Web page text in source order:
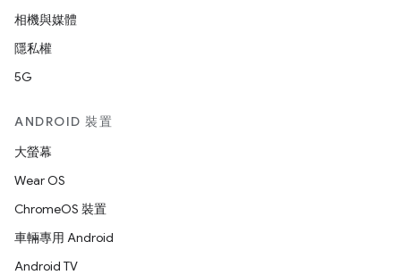
相機與媒體
隱私權
5G
ANDROID 裝置
大螢幕
Wear OS
ChromeOS 裝置
車輛專用 Android
Android TV